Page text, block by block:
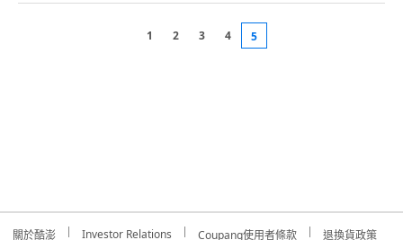
1 2 3 4 5
關於酷澎 Investor Relations Coupang使用者條款 退換貨政策